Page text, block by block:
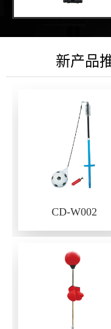
新产品
CD-W002